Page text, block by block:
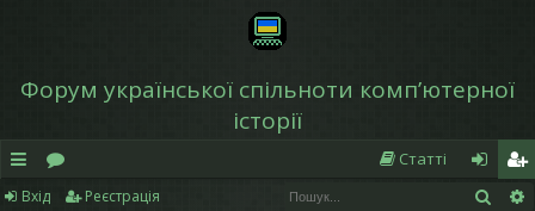
Форум української спільноти компʼютерної
історії
в
о
Статті
хі
еє
Вхід Реєстрація